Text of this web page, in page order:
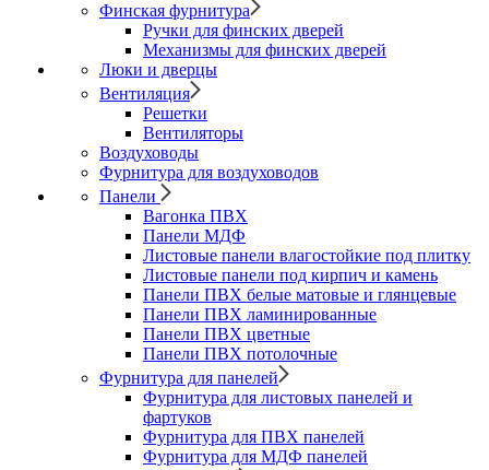
Финская фурнитура
Ручки для финских дверей
Механизмы для финских дверей
Люки и дверцы
Вентиляция
Решетки
Вентиляторы
Воздуховоды
Фурнитура для воздуховодов
Панели
Вагонка ПВХ
Панели МДФ
Листовые панели влагостойкие под плитку
Листовые панели под кирпич и камень
Панели ПВХ белые матовые и глянцевые
Панели ПВХ ламинированные
Панели ПВХ цветные
Панели ПВХ потолочные
Фурнитура для панелей
Фурнитура для листовых панелей и
фартуков
Фурнитура для ПВХ панелей
Фурнитура для МДФ панелей